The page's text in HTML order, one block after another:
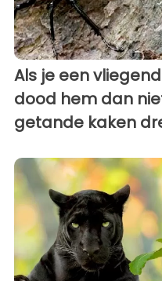
Als je een
dood hem dan
getande kaken